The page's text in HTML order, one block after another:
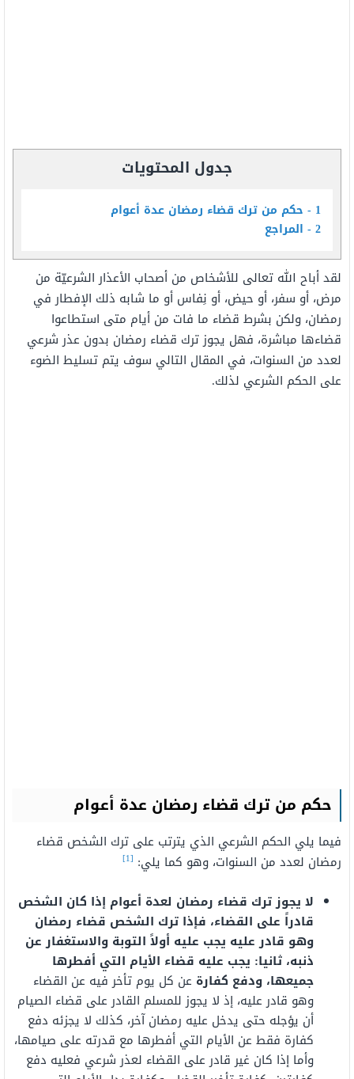
جدول المحتويات
1
حكم من ترك قضاء رمضان عدة أعوام
2 المراجع
لقد أباح الله تعالى للأشخاص من أصحاب الأعذار الشرعيّة من
مرض، أو سفر، أو حيض، أو نِفاس أو ما شابه ذلك الإفطار في
رمضان، ولكن بشرط قضاء ما فات من أيام متى استطاعوا
قضاءها مباشرة، فهل يجوز ترك قضاء رمضان بدون عذر شرعي
لعدد من السنوات، في المقال التالي سوف يتم تسليط الضوء
على الحكم الشرعي لذلك.
حكم من ترك قضاء رمضان عدة أعوام
فيما يلي الحكم الشرعي الذي يترتب على ترك الشخص قضاء
رمضان لعدد من السنوات، وهو كما يلي: [1]
لا يجوز ترك قضاء رمضان لعدة أعوام إذا كان الشخص
قادراً على القضاء، فإذا ترك الشخص قضاء رمضان
وهو قادر عليه يجب عليه أولاً التوبة والاستغفار عن
ذنبه، ثانيا: يجب عليه قضاء الأيام التي أفطرها
جميعها، ودفع كفارة عن كل يوم تأخر فيه عن القضاء
وهو قادر عليه، إذ لا يجوز للمسلم القادر على قضاء الصيام
أن يؤجله حتى يدخل عليه رمضان آخر، كذلك لا يجزئه دفع
كفارة فقط عن الأيام التي أفطرها مع قدرته على صيامها،
وأما إذا كان غير قادر على القضاء لعذر شرعي فعليه دفع